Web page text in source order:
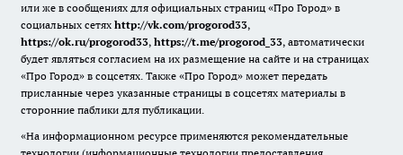
или же в сообщениях для официальных страниц «Про Город» в
социальных сетях http://vk.com/progorod33,
https://ok.ru/progorod33, https://t.me/progorod_33, автоматически
будет являться согласием на их размещение на сайте и на страницах
«Про Город» в соцсетях. Также «Про Город» может передать
присланные через указанные страницы в соцсетях материалы в
сторонние паблики для публикации.
«На информационном ресурсе применяются рекомендательные